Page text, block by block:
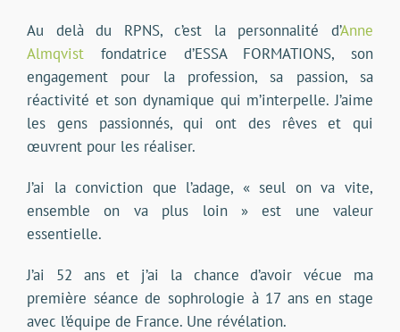
Au delà du RPNS, c’est la personnalité d’Anne
Almqvist fondatrice d’ESSA FORMATIONS, son
engagement pour la profession, sa passion, sa
réactivité et son dynamique qui m’interpelle. J’aime
les gens passionnés, qui ont des rêves et qui
œuvrent pour les réaliser.
J’ai la conviction que l’adage, « seul on va vite,
ensemble on va plus loin » est une valeur
essentielle.
J’ai 52 ans et j’ai la chance d’avoir vécue ma
première séance de sophrologie à 17 ans en stage
avec l’équipe de France. Une révélation.